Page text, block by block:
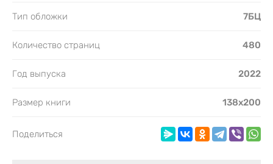
Тип обложки 7БЦ
Количество страниц 480
Год выпуска 2022
Размер книги 138х200
Поделиться